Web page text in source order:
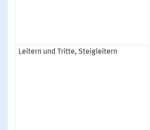
Leitern und Tritte, Steigleitern